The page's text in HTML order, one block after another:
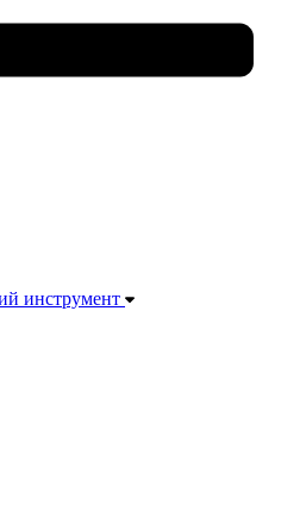
инструмент